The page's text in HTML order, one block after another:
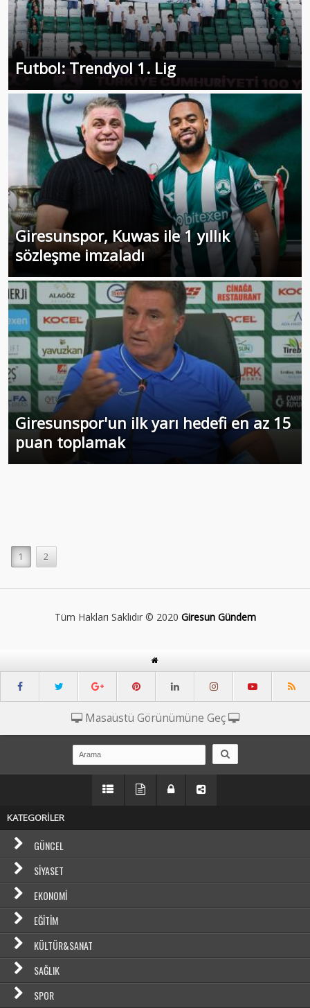
Futbol: Trendyol 1. Lig
Giresunspor, Kuwas ile 1 yıllık
sözleşme imzaladı
Giresunspor'un ilk yarı hedefi en az 15
puan toplamak
1 2
Tüm Hakları Saklıdır © 2020 Giresun Gündem
Masaüstü Görünümüne Geç
KATEGORİLER
GÜNCEL
SIYASET
EKONOMI
EĞITIM
KÜLTÜR&SANAT
SAĞLIK
SPOR